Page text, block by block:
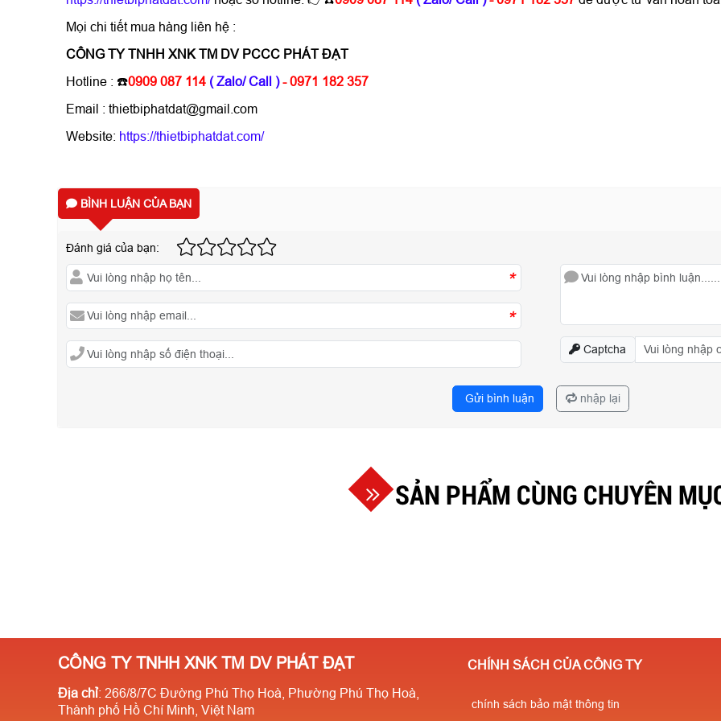
Mọi chi tiết mua hàng liên hệ :
CÔNG TY TNHH XNK TM DV PCCC PHÁT ĐẠT
Hotline : ☎️0909 087 114 ( Zalo/ Call )- 0971 182 357
Email : thietbiphatdat@gmail.com
Website: https://thietbiphatdat.com/
BÌNH LUẬN CỦA BẠN
Đánh giá của bạn:
*
*
Captcha
Gửi bình luận nhập lại
SẢN PHẨM CÙNG CHUYÊN
CÔNG TY TNHH XNK TM DV PHÁT ĐẠT
Địa chỉ: 266/8/7C Đường Phú Thọ Hoà, Phường Phú Thọ Hoà,
Thành phố Hồ Chí Minh, Việt Nam
CHÍNH SÁCH CỦA CÔNG TY
chính sách bảo mật thông tin